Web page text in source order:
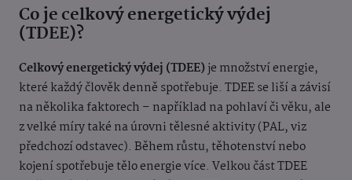
Co je celkový energetický výdej
(TDEE)?
Celkový energetický výdej (TDEE)je množství energie,
které každý člověk denně spotřebuje. TDEE se liší a závisí
na několika faktorech – například na pohlaví či věku, ale
z velké míry také na úrovni tělesné aktivity (PAL, viz
předchozí odstavec). Během růstu, těhotenství nebo
kojení spotřebuje tělo energie více. Velkou část TDEE